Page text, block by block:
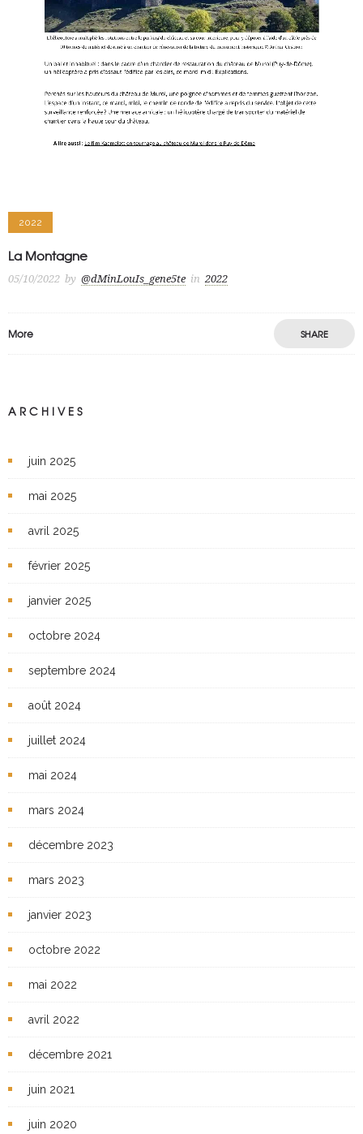
2022
La Montagne
05/10/2022 by @dMinLouIs_gene5te in 2022
More SHARE
ARCHIVES
juin 2025
mai 2025
avril 2025
février 2025
janvier 2025
octobre 2024
septembre 2024
août 2024
juillet 2024
mai 2024
mars 2024
décembre 2023
mars 2023
janvier 2023
octobre 2022
mai 2022
avril 2022
décembre 2021
juin 2021
juin 2020